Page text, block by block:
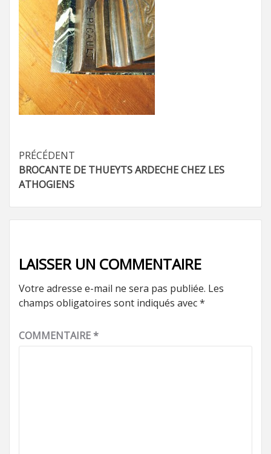
Navigation
d’article
PRÉCÉDENT
BROCANTE DE THUEYTS ARDECHE CHEZ LES
ATHOGIENS
LAISSER UN COMMENTAIRE
Votre adresse e-mail ne sera pas publiée. Les
champs obligatoires sont indiqués avec*
COMMENTAIRE*